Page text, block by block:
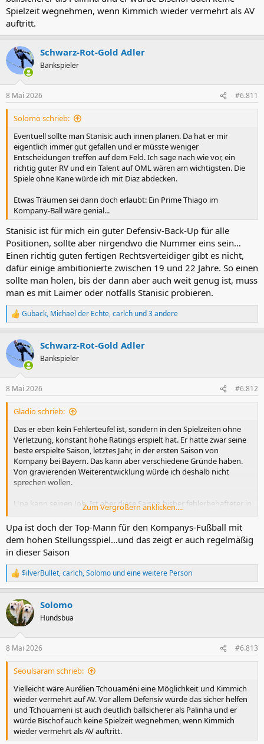
Spielzeit wegnehmen, wenn Kimmich wieder vermehrt als AV
auftritt.
Schwarz-Rot-Gold Adler
Bankspieler
8 Mai 2026 #6.811
Solomo schrieb:
Eventuell sollte man Stanisic auch innen planen. Da hat er mir
eigentlich immer gut gefallen und er müsste weniger
Entscheidungen treffen auf dem Feld. Ich sage nach wie vor, ein
richtig guter RV und ein Talent auf OML wären am wichtigsten. Die
Spiele ohne Kane würde ich mit Diaz abdecken.
Etwas Träumen sei dann doch erlaubt: Ein Prime Thiago im
Kompany-Ball wäre genial...
Stanisic ist für mich ein guter Defensiv-Back-Up für alle
Positionen, sollte aber nirgendwo die Nummer eins sein…
Einen richtig guten fertigen Rechtsverteidiger gibt es nicht,
dafür einige ambitionierte zwischen 19 und 22 Jahre. So einen
sollte man holen, bis der dann aber auch weit genug ist, muss
man es mit Laimer oder notfalls Stanisic probieren.
R
e
k
t
i
e
n
Guback, Michael der Echte,carlch und 3 andere
Schwarz-Rot-Gold Adler
Bankspieler
8 Mai 2026 #6.812
Gladio schrieb:
Das er eben kein Fehlerteufel ist, sondern in den Spielzeiten ohne
Verletzung, konstant hohe Ratings erspielt hat. Er hatte zwar seine
beste erspielte Saison, letztes Jahr, in der ersten Saison von
Kompany bei Bayern. Das kann aber verschiedene Gründe haben.
Von gravierenden Weiterentwicklung würde ich deshalb nicht
sprechen wollen.
Upa kann seinen Job. Ist aber diese Saison bisher fehlerbehafteter in
seinem Wirken, veruracht durch das enorm hohe Stellungsspiel,
dass seiner Physys und seinem Können nicht so richtig entgegen
kommt. Deshalb wollen die Verantwortlichen einen zweiten über
1,90m großen IV mit den selben fußballerischen Attributen holen
wie Tah sie hat. Schlotterbeck ist ein Name der öfters gefallen ist,
weil Kim zwar lang gezogen ist, sein Können ansonsten nicht den
Ansprüchen genügt.
Zum Vergrößern anklicken....
Upa ist doch der Top-Mann für den Kompanys-Fußball mit
dem hohen Stellungsspiel…und das zeigt er auch regelmäßig
in dieser Saison
R
e
k
t
i
e
n
$ilverBullet,carlch,Solomo und eine weitere Person
Solomo
Hundsbua
8 Mai 2026 #6.813
Seoulsaram schrieb:
Vielleicht wäre Aurélien Tchouaméni eine Möglichkeit und Kimmich
wieder vermehrt auf AV. Vor allem Defensiv würde das sicher helfen
und Tchouameni ist auch deutlich ballsicherer als Palinha und er
würde Bischof auch keine Spielzeit wegnehmen, wenn Kimmich
wieder vermehrt als AV auftritt.